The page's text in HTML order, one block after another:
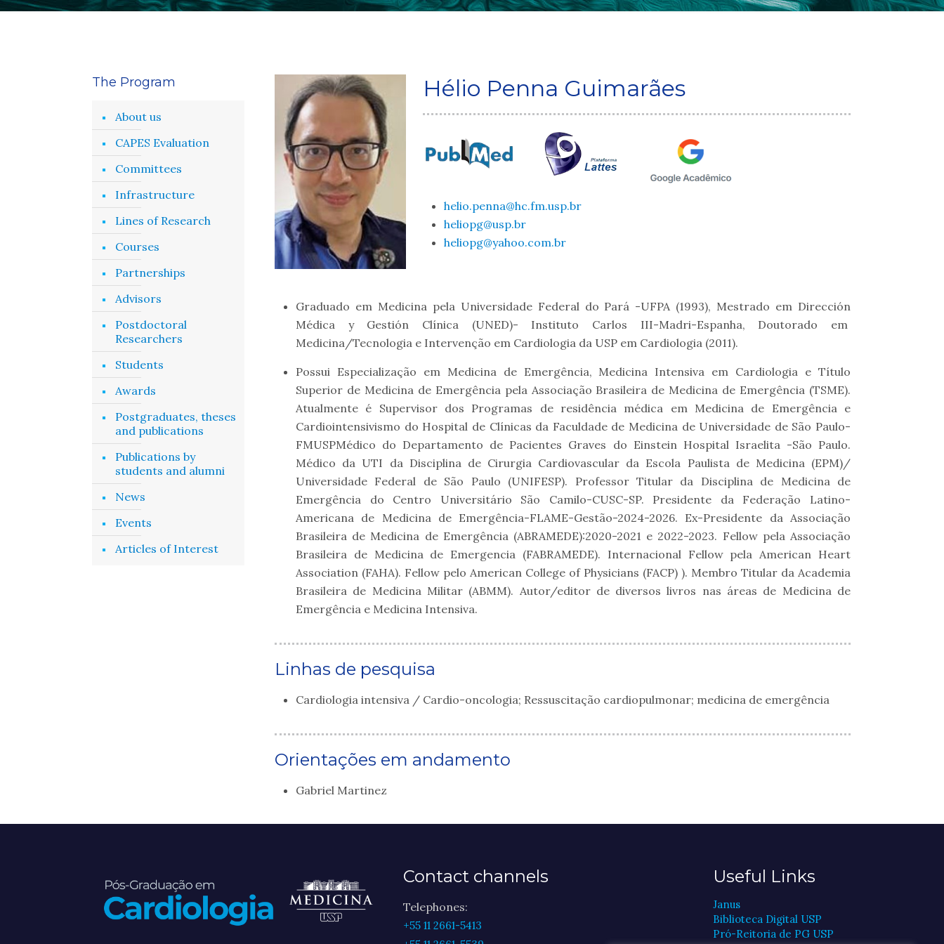
Hélio Penna Guimarães
helio.penna@hc.fm.usp.br
heliopg@usp.br
heliopg@yahoo.com.br
Graduado em Medicina pela Universidade Federal do Pará -UFPA (1993), Mestrado em Dirección
Médica y Gestión Clínica (UNED)- Instituto Carlos III-Madri-Espanha, Doutorado em
Medicina/Tecnologia e Intervenção em Cardiologia da USP em Cardiologia (2011).
Possui Especialização em Medicina de Emergência, Medicina Intensiva em Cardiologia e Título
Superior de Medicina de Emergência pela Associação Brasileira de Medicina de Emergência (TSME).
Atualmente é Supervisor dos Programas de residência médica em Medicina de Emergência e
Cardiointensivismo do Hospital de Clínicas da Faculdade de Medicina de Universidade de São Paulo-
FMUSPMédico do Departamento de Pacientes Graves do Einstein Hospital Israelita -São Paulo.
Médico da UTI da Disciplina de Cirurgia Cardiovascular da Escola Paulista de Medicina (EPM)/
Universidade Federal de São Paulo (UNIFESP). Professor Titular da Disciplina de Medicina de
Emergência do Centro Universitário São Camilo-CUSC-SP. Presidente da Federação Latino-
Americana de Medicina de Emergência-FLAME-Gestão-2024-2026. Ex-Presidente da Associação
Brasileira de Medicina de Emergência (ABRAMEDE):2020-2021 e 2022-2023. Fellow pela Associação
Brasileira de Medicina de Emergencia (FABRAMEDE). Internacional Fellow pela American Heart
Association (FAHA). Fellow pelo American College of Physicians (FACP) ). Membro Titular da Academia
Brasileira de Medicina Militar (ABMM). Autor/editor de diversos livros nas áreas de Medicina de
Emergência e Medicina Intensiva.
Linhas de pesquisa
Cardiologia intensiva / Cardio-oncologia; Ressuscitação cardiopulmonar; medicina de emergência
Orientações em andamento
Gabriel Martinez
The Program
About us
CAPES Evaluation
Committees
Infrastructure
Lines of Research
Courses
Partnerships
Advisors
Postdoctoral
Researchers
Students
Awards
Postgraduates, theses
and publications
Publications by
students and alumni
News
Events
Articles of Interest
Contact channels
Telephones:
+55 11 2661-5413
Useful Links
Janus
Biblioteca Digital USP
Pró-Reitoria de PG USP